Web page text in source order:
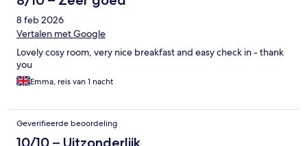
8 feb 2026
Vertalen met Google
Lovely cosy room, very nice breakfast and easy check in - thank
you
Emma, reis van 1 nacht
Geverifieerde beoordeling